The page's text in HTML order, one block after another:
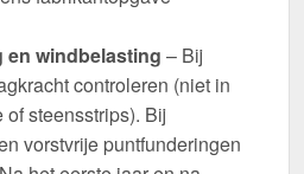
en windbelasting – Bij
controleren (niet in
steensstrips). Bij
vorstvrije puntfunderingen